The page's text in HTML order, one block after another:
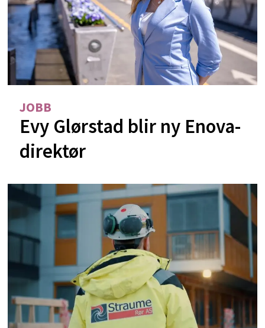
JOBB
Evy Glørstad blir ny Enova-
direktør